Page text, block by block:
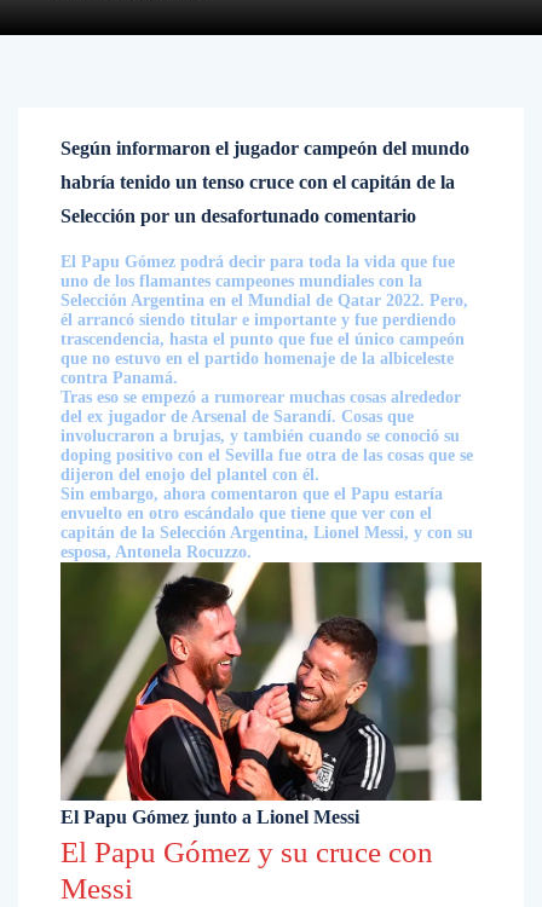
Según informaron el jugador campeón del mundo
habría tenido un tenso cruce con el capitán de la
Selección por un desafortunado comentario
El Papu Gómez podrá decir para toda la vida que fue
uno de los flamantes campeones mundiales con la
Selección Argentina en el Mundial de Qatar 2022. Pero,
él arrancó siendo titular e importante y fue perdiendo
trascendencia, hasta el punto que fue el único campeón
que no estuvo en el partido homenaje de la albiceleste
contra Panamá.
Tras eso se empezó a rumorear muchas cosas alrededor
del ex jugador de Arsenal de Sarandí. Cosas que
involucraron a brujas, y también cuando se conoció su
doping positivo con el Sevilla fue otra de las cosas que se
dijeron del enojo del plantel con él.
Sin embargo, ahora comentaron que el Papu estaría
envuelto en otro escándalo que tiene que ver con el
capitán de la Selección Argentina, Lionel Messi, y con su
esposa, Antonela Rocuzzo.
El Papu Gómez junto a Lionel Messi
El Papu Gómez y su cruce con
Messi